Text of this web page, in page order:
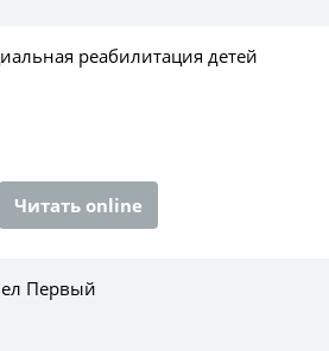
реабилитация детей
Читать online
Первый